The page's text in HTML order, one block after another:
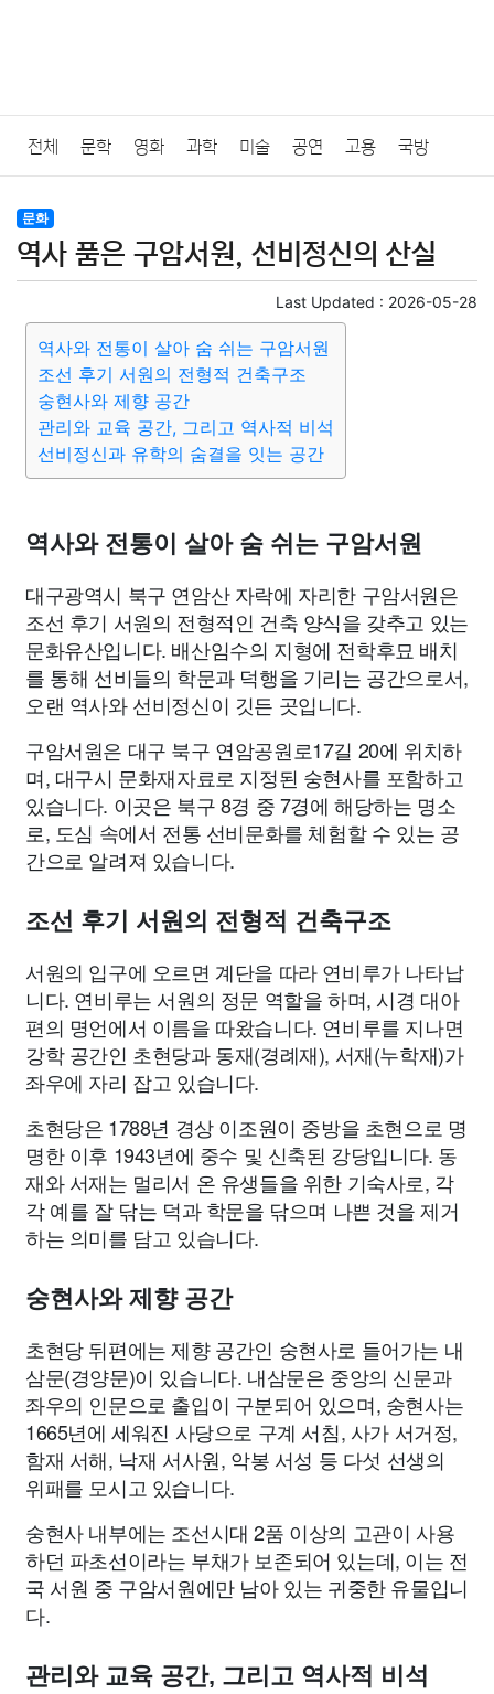
전체 문학 영화 과학 미술 공연 고용 국방
법률
질병 가요 방송 일상 주식 암호화폐 블록체인
결혼 육아 반려동물 패션 미용 증권
요리 상품리뷰 원예 금융 게임
대출 자동차 취미 여행 맛집 IT
문화
역사 품은 구암서원, 선비정신의 산실
Last Updated : 2026-05-28
역사와 전통이 살아 숨 쉬는 구암서원
조선 후기 서원의 전형적 건축구조
숭현사와 제향 공간
관리와 교육 공간, 그리고 역사적 비석
선비정신과 유학의 숨결을 잇는 공간
역사와 전통이 살아 숨 쉬는 구암서원
대구광역시 북구 연암산 자락에 자리한 구암서원은
조선 후기 서원의 전형적인 건축 양식을 갖추고 있는
문화유산입니다. 배산임수의 지형에 전학후묘 배치
를 통해 선비들의 학문과 덕행을 기리는 공간으로서,
오랜 역사와 선비정신이 깃든 곳입니다.
구암서원은 대구 북구 연암공원로17길 20에 위치하
며, 대구시 문화재자료로 지정된 숭현사를 포함하고
있습니다. 이곳은 북구 8경 중 7경에 해당하는 명소
로, 도심 속에서 전통 선비문화를 체험할 수 있는 공
간으로 알려져 있습니다.
조선 후기 서원의 전형적 건축구조
서원의 입구에 오르면 계단을 따라 연비루가 나타납
니다. 연비루는 서원의 정문 역할을 하며, 시경 대아
편의 명언에서 이름을 따왔습니다. 연비루를 지나면
강학 공간인 초현당과 동재(경례재), 서재(누학재)가
좌우에 자리 잡고 있습니다.
초현당은 1788년 경상 이조원이 중방을 초현으로 명
명한 이후 1943년에 중수 및 신축된 강당입니다. 동
재와 서재는 멀리서 온 유생들을 위한 기숙사로, 각
각 예를 잘 닦는 덕과 학문을 닦으며 나쁜 것을 제거
하는 의미를 담고 있습니다.
숭현사와 제향 공간
초현당 뒤편에는 제향 공간인 숭현사로 들어가는 내
삼문(경양문)이 있습니다. 내삼문은 중앙의 신문과
좌우의 인문으로 출입이 구분되어 있으며, 숭현사는
1665년에 세워진 사당으로 구계 서침, 사가 서거정,
함재 서해, 낙재 서사원, 악봉 서성 등 다섯 선생의
위패를 모시고 있습니다.
숭현사 내부에는 조선시대 2품 이상의 고관이 사용
하던 파초선이라는 부채가 보존되어 있는데, 이는 전
국 서원 중 구암서원에만 남아 있는 귀중한 유물입니
다.
관리와 교육 공간, 그리고 역사적 비석